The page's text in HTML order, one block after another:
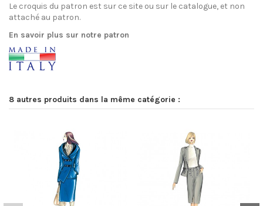
Le croquis du patron est sur ce site ou sur le catalogue, et non
attaché au patron.
En savoir plus sur notre patron
8 autres produits dans la même catégorie :